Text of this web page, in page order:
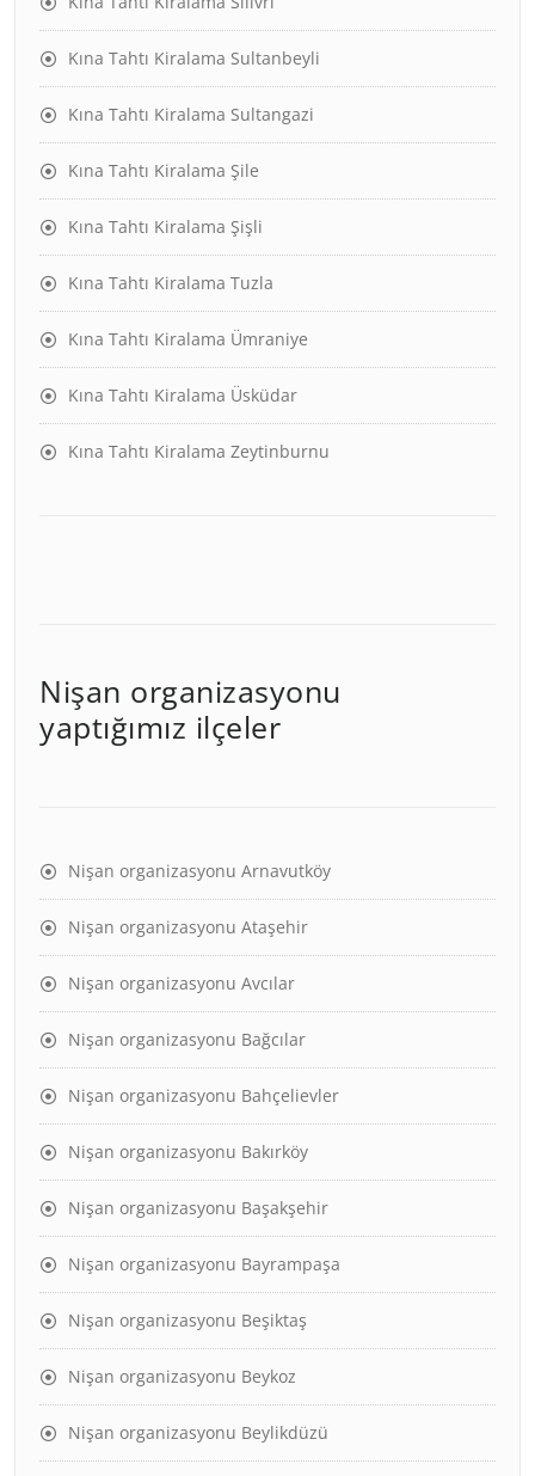
Kına Tahtı Kiralama Sultanbeyli
Kına Tahtı Kiralama Sultangazi
Kına Tahtı Kiralama Şile
Kına Tahtı Kiralama Şişli
Kına Tahtı Kiralama Tuzla
Kına Tahtı Kiralama Ümraniye
Kına Tahtı Kiralama Üsküdar
Kına Tahtı Kiralama Zeytinburnu
Nişan organizasyonu
yaptığımız ilçeler
Nişan organizasyonu Arnavutköy
Nişan organizasyonu Ataşehir
Nişan organizasyonu Avcılar
Nişan organizasyonu Bağcılar
Nişan organizasyonu Bahçelievler
Nişan organizasyonu Bakırköy
Nişan organizasyonu Başakşehir
Nişan organizasyonu Bayrampaşa
Nişan organizasyonu Beşiktaş
Nişan organizasyonu Beykoz
Nişan organizasyonu Beylikdüzü